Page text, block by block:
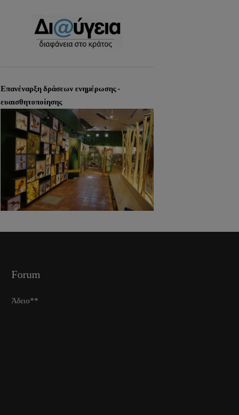
Επανέναρξη δράσεων ενημέρωσης -
ευαισθητοποίησης
Forum
Άδειο**